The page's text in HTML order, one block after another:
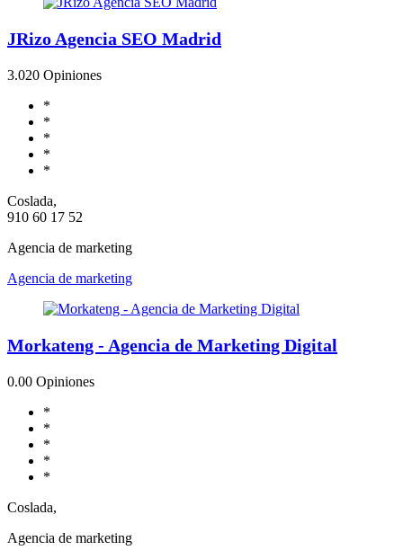
JRizo Agencia SEO Madrid
3.020 Opiniones
*
*
*
*
*
Coslada,
910 60 17 52
Agencia de marketing
Agencia de marketing
Morkateng - Agencia de Marketing Digital
0.00 Opiniones
*
*
*
*
*
Coslada,
Agencia de marketing